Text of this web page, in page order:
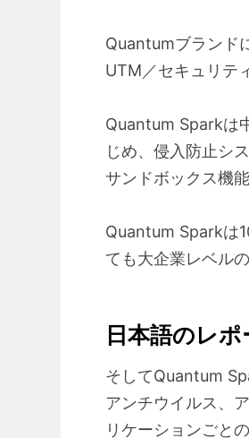
Quantumブランド
UTM／セキュリテ
Quantum Sparkは
じめ、侵入防止シ
サンドボックス機
Quantum Sparkは
ても大企業レベル
日本語のレ
そしてQuantum
アンチウイルス、
リケーションごと